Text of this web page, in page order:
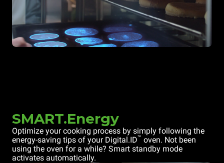
SMART.Energy
Optimize your cooking process by simply following the
energy-saving tips of your Digital.ID™ oven. Not been
using the oven for a while? Smart standby mode
activates automatically.